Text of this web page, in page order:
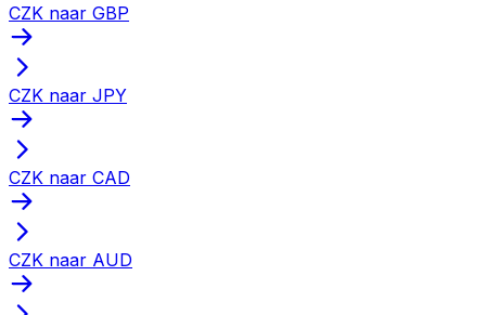
CZK naar GBP
CZK naar JPY
CZK naar CAD
CZK naar AUD